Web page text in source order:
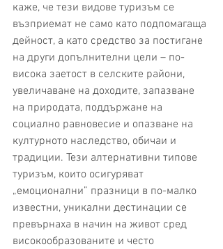
каже, че тези видове туризъм се
възприемат не само като подпомагаща
дейност, а като средство за постигане
на други допълнителни цели – по-
висока заетост в селските райони,
увеличаване на доходите, запазване
на природата, поддържане на
социално равновесие и опазване на
културното наследство, обичаи и
традиции. Тези алтернативни типове
туризъм, които осигуряват
„емоционални” празници в по-малко
известни, уникални дестинации се
превърнаха в начин на живот сред
високообразованите и често